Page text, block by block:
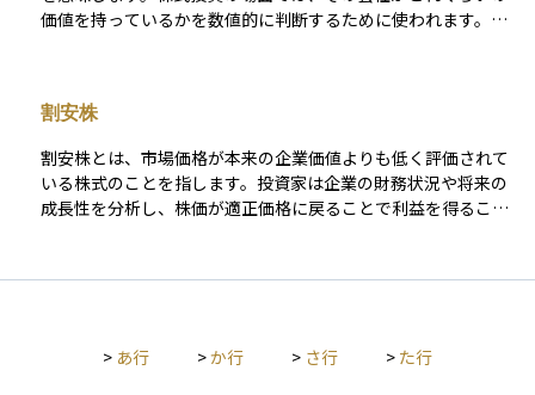
価値を持っているかを数値的に判断するために使われます。た
出し、現在の株価と比べて割安か割高かを判断します。投資の
判断材料として非常に大切な考え方です。
割安株
割安株とは、市場価格が本来の企業価値よりも低く評価されて
いる株式のことを指します。投資家は企業の財務状況や将来の
成長性を分析し、株価が適正価格に戻ることで利益を得ること
期投資家に人気があります。
> あ行 >か行 > さ行 > た行